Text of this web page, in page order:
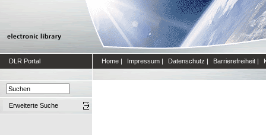
DLR Portal Home | Impressum | Datenschutz | Barrierefreiheit |
Erweiterte Suche